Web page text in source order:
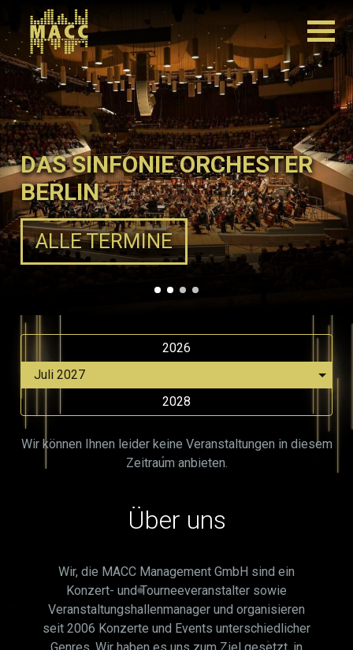
DAS SINFONIE ORCHESTER
BERLIN
ALLE TERMINE
2026
2028
Wir können Ihnen leider keine Veranstaltungen in diesem
Zeitraum anbieten.
Über uns
Wir, die MACC Management GmbH sind ein
Konzert- und Tourneeveranstalter sowie
Veranstaltungshallenmanager und organisieren
seit 2006 Konzerte und Events unterschiedlicher